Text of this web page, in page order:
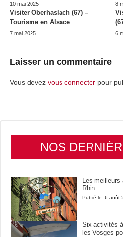
10 mai 2025 8
Visiter Oberhaslach (67) –
Tourisme en Alsace
7 mai 2025 6
Laisser un commentaire
Vous devez vous connecter pour
NOS
Les meilleurs
Rhin
Publié le :6 août
Six activités
les Vosges